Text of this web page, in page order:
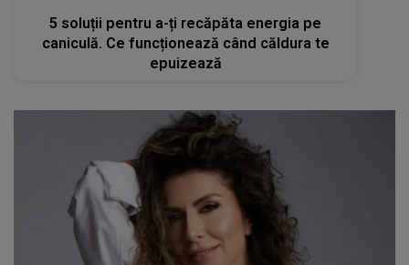
5 soluții pentru a-ți recăpăta energia pe
caniculă. Ce funcționează când căldura te
epuizează